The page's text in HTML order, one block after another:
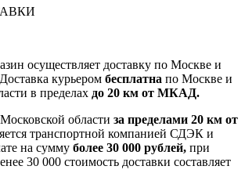
осуществляет доставку по Москве и
курьером бесплатна по Москве и
в пределах до 20 км от МКАД.
области за пределами 20 км от
транспортной компанией СДЭК и
на сумму более 30 000 рублей, при
30 000 стоимость доставки составляет